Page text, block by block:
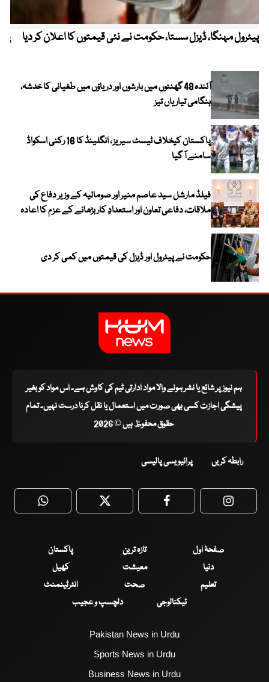
پیٹرول مہنگا، ڈیزل سستا، حکومت نے نئی قیمتوں کا اعلان کر دیا
آئندہ 48 گھنٹوں میں بارشوں اور دریاؤں میں طغیانی کا خدشہ،
ہنگامی تیاریاں تیز
پاکستان کیخلاف ٹیسٹ سیریز ، انگلینڈ کا 16 رکنی اسکواڈ
سامنے آ گیا
فیلڈ مارشل سید عاصم منیر اور صومالیہ کے وزیر دفاع کی
ملاقات، دفاعی تعاون اور استعدادِ کار بڑھانے کے عزم کا اعادہ
حکومت نے پیٹرول اور ڈیزل کی قیمتوں میں کمی کر دی
ہم نیوز پر شائع یا نشر ہونے والا مواد ادارتی ٹیم کی کاوش ہے۔ اس مواد کو بغیر
پیشگی اجازت کسی بھی صورت میں استعمال یا نقل کرنا درست نہیں۔ تمام
حقوق محفوظ ہیں © 2026
رابطہ کریں پرائیویسی پالیسی
WhatsApp Twitter Facebook
صفحۂ اول تازہ ترین
پاکستان
دنیا
معیشت
کھیل
تعلیم
صحت
انٹرٹینمنٹ
ٹیکنالوجی
دلچسپ و عجیب
Pakistan News in Urdu
Sports News in Urdu
Business News in Urdu